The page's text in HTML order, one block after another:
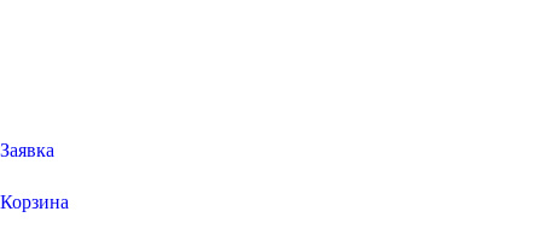
Заявка
Корзина